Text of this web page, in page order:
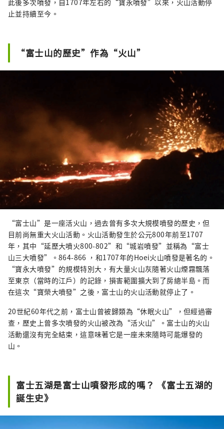
此後多次噴發，自1707年左右的“寶永噴發”以來，火山活動停
止並持續至今。
“富士山的歷史”作為“火山”
“富士山”是一座活火山，過去曾有多次大規模噴發的歷史，但
目前尚無重大火山活動。火山活動發生於公元800年前至1707
年，其中“延歷大噴火800-802”和“城岩噴發”並稱為“富士
山三大噴發”。864-866 ，和1707年的Hoei火山噴發是著名的。
“寶永大噴發”的規模特別大，有大量火山灰隨著火山煙霧飄落
至東京（當時的江戶）的記錄，損害範圍擴大到了房總半島。而
在這次“寶榮大噴發”之後，富士山的火山活動就停止了。
20世紀60年代之前，富士山曾被歸類為“休眠火山”，但經過審
查，歷史上曾多次噴發的火山被改為“活火山”。富士山的火山
活動還沒有完全結束，這意味著它是一座未來隨時可能爆發的
山。
富士五湖是富士山噴發形成的嗎？ 《富士五湖的
誕生史》